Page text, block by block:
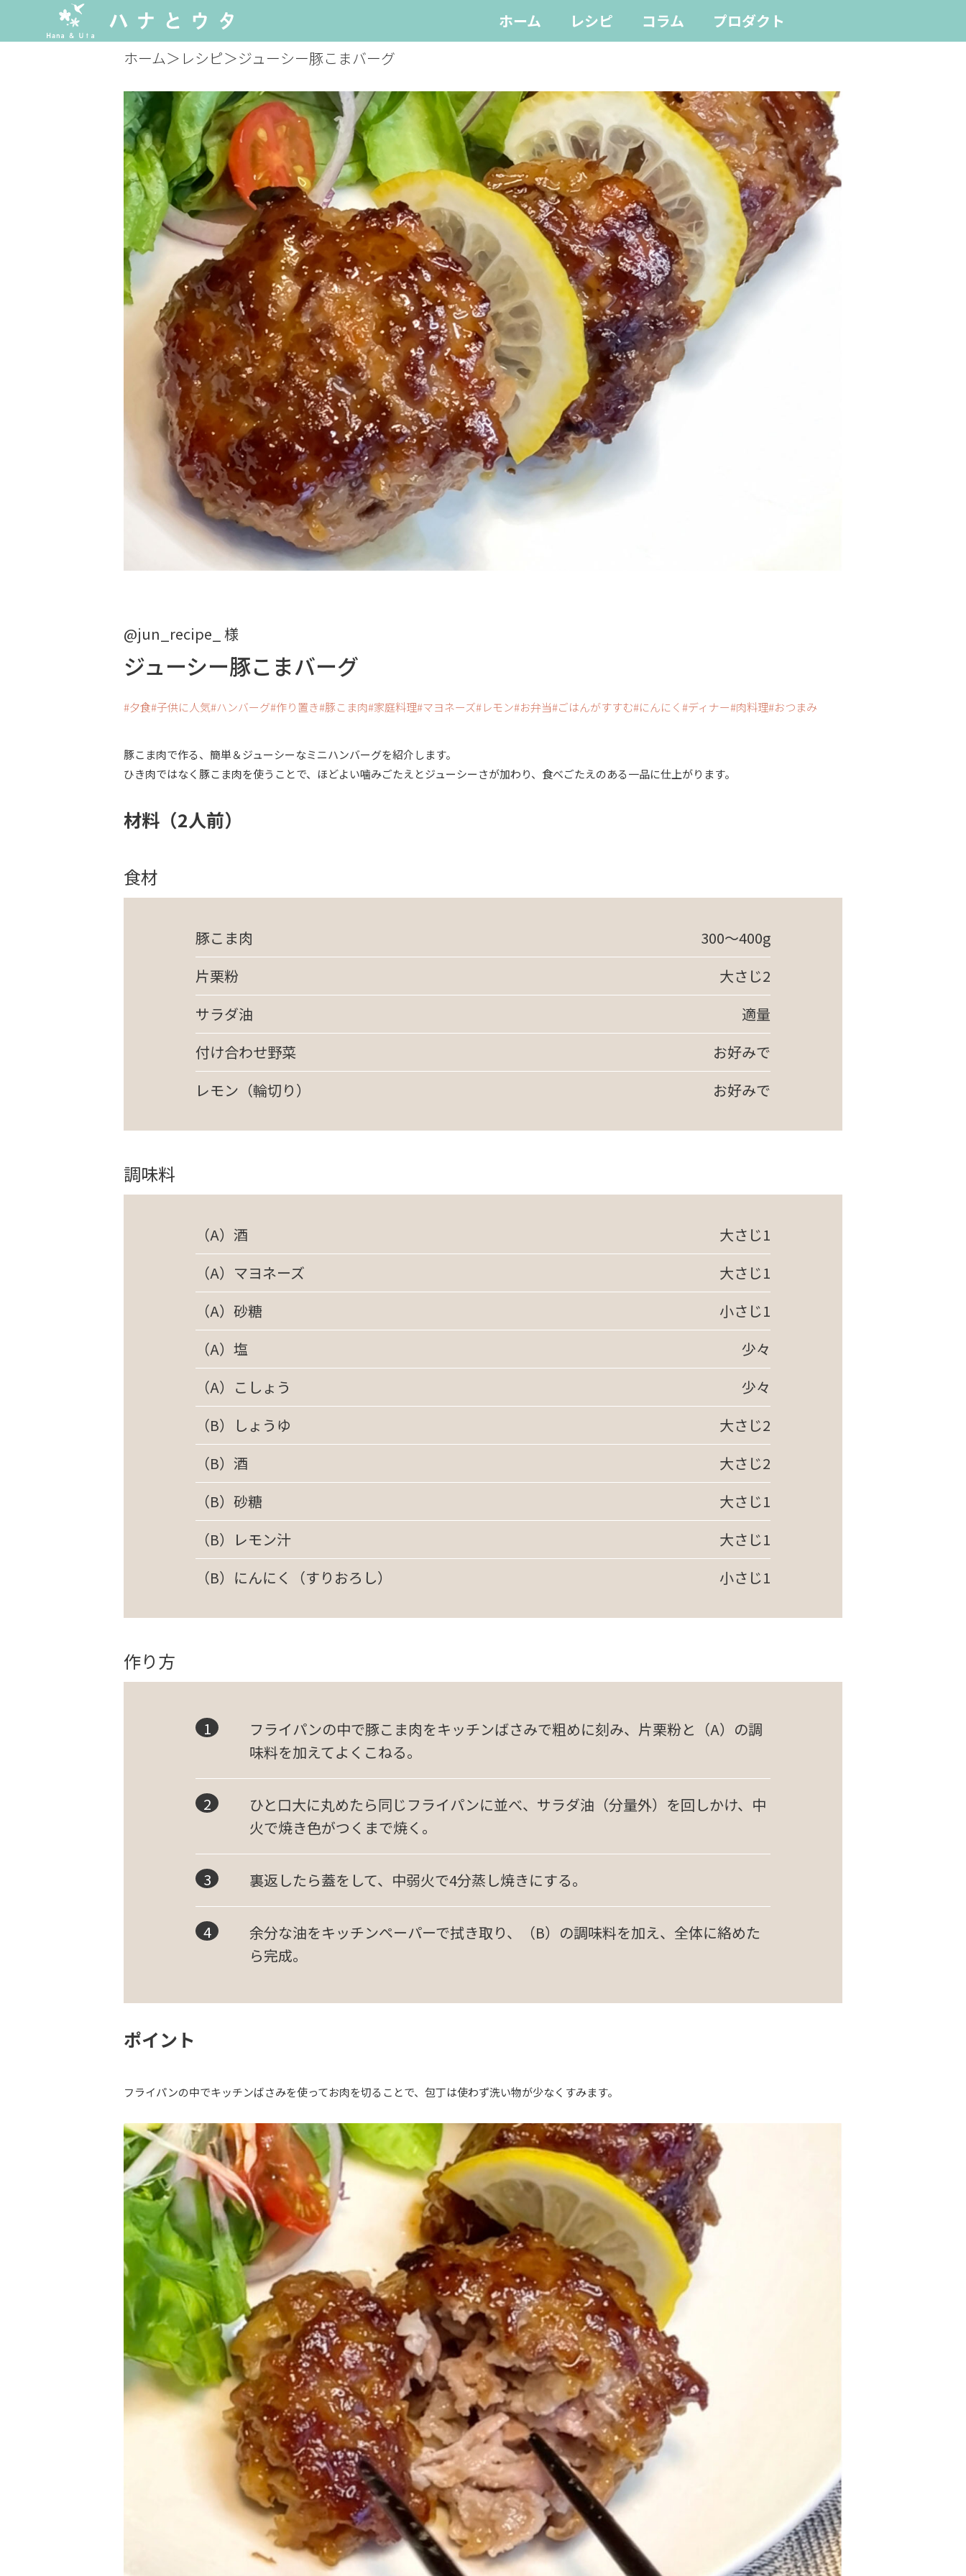
ホーム レシピ コラム
プロダクト
ホーム＞ レシピ＞ジューシー豚こまバーグ
@jun_recipe_ 様
ジューシー豚こまバーグ
夕食 子供に人気 ハンバーグ 作り置き 豚こま肉 家庭料理 マヨネーズ レモン お弁当 ごはんがすすむ にんにく ディナー 肉料理 おつまみ
豚こま肉で作る、簡単＆ジューシーなミニハンバーグを紹介します。
ひき肉ではなく豚こま肉を使うことで、ほどよい噛みごたえとジューシーさが加わり、食べごたえのある一品に仕上がります。
材料（2人前）
食材
豚こま肉
300～400g
片栗粉
大さじ2
サラダ油
適量
付け合わせ野菜
お好みで
レモン（輪切り）
お好みで
調味料
（A）酒
大さじ1
（A）マヨネーズ
大さじ1
（A）砂糖
小さじ1
（A）塩
少々
（A）こしょう
少々
（B）しょうゆ
大さじ2
（B）酒
大さじ2
（B）砂糖
大さじ1
（B）レモン汁
大さじ1
（B）にんにく（すりおろし）
小さじ1
作り方
フライパンの中で豚こま肉をキッチンばさみで粗めに刻み、片栗粉と（A）の調
味料を加えてよくこねる。
ひと口大に丸めたら同じフライパンに並べ、サラダ油（分量外）を回しかけ、中
火で焼き色がつくまで焼く。
裏返したら蓋をして、中弱火で4分蒸し焼きにする。
余分な油をキッチンペーパーで拭き取り、（B）の調味料を加え、全体に絡めた
ら完成。
ポイント
フライパンの中でキッチンばさみを使ってお肉を切ることで、包丁は使わず洗い物が少なくすみます。